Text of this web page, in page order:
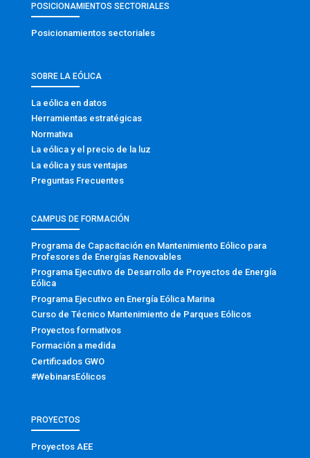
POSICIONAMIENTOS SECTORIALES
Posicionamientos sectoriales
SOBRE LA EÓLICA
La eólica en datos
Herramientas estratégicas
Normativa
La eólica y el precio de la luz
La eólica y sus ventajas
Preguntas Frecuentes
CAMPUS DE FORMACIÓN
Programa de Capacitación en Mantenimiento Eólico para
Profesores de Energías Renovables
Programa Ejecutivo de Desarrollo de Proyectos de Energía
Eólica
Programa Ejecutivo en Energía Eólica Marina
Curso de Técnico Mantenimiento de Parques Eólicos
Proyectos formativos
Formación a medida
Certificados GWO
#WebinarsEólicos
PROYECTOS
Proyectos AEE